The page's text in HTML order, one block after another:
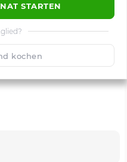
STARTEN
kochen
1500 Speichern